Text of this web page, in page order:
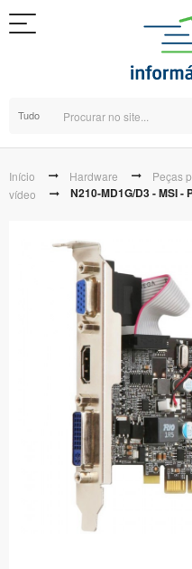
Tudo
Início Hardware Peças
vídeo
N210-MD1G/D3 - MSI -